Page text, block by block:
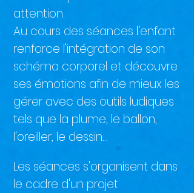
attention.
Au cours des séances l'enfant
renforce l'intégration de son
schéma corporel et découvre
ses émotions afin de mieux les
gérer avec des outils ludiques
tels que la plume, le ballon,
l'oreiller, le dessin...
Les séances s'organisent dans
le cadre d'un projet